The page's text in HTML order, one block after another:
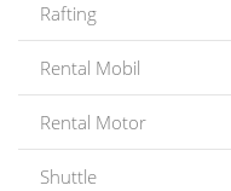
Rafting
Rental Mobil
Rental Motor
Shuttle